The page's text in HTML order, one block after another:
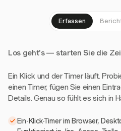
Erfassen
Los geht's — starten Sie die
Ein Klick und der Timer läuft.
einen Timer, fügen Sie einen
Details. Genau so fühlt es sich in
Ein-Klick-Timer im Browser,